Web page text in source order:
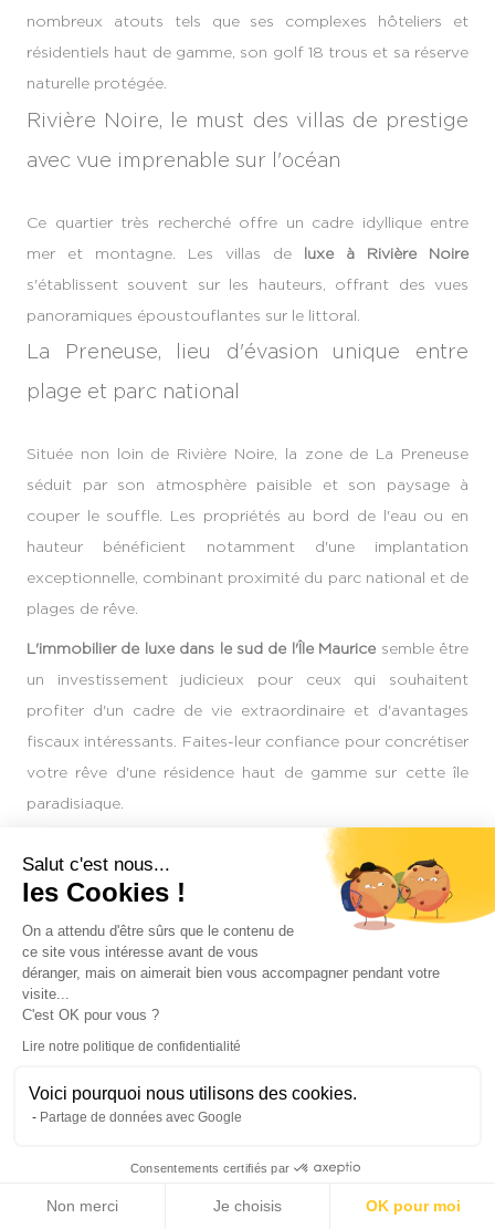
Salut c'est nous...
les Cookies !
On a attendu d'être sûrs que le contenu de
ce site vous intéresse avant de vous
déranger, mais on aimerait bien vous accompagner pendant votre
visite...
C'est OK pour vous ?
Lire notre politique de confidentialité
Voici pourquoi nous utilisons des cookies.
Partage de données avec Google
Consentements certifiés par
Non merci Je choisis OK pour moi
nombreux atouts tels que ses complexes hôteliers et
résidentiels haut de gamme, son golf 18 trous et sa réserve
naturelle protégée.
Rivière Noire, le must des villas de prestige
avec vue imprenable sur l'océan
Ce quartier très recherché offre un cadre idyllique entre
mer et montagne. Les villas de luxe à Rivière Noire
s'établissent souvent sur les hauteurs, offrant des vues
panoramiques époustouflantes sur le littoral.
La Preneuse, lieu d'évasion unique entre
plage et parc national
Située non loin de Rivière Noire, la zone de La Preneuse
séduit par son atmosphère paisible et son paysage à
couper le souffle. Les propriétés au bord de l'eau ou en
hauteur bénéficient notamment d'une implantation
exceptionnelle, combinant proximité du parc national et de
plages de rêve.
L'immobilier de luxe dans le sud de l'Île Maurice semble être
un investissement judicieux pour ceux qui souhaitent
profiter d'un cadre de vie extraordinaire et d'avantages
fiscaux intéressants. Faites-leur confiance pour concrétiser
votre rêve d'une résidence haut de gamme sur cette île
paradisiaque.
Nos Agences
Real Estate Île Maurice